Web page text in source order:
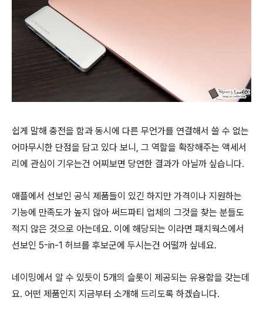
쉽게 말해 충전을 함과 동시에 다른 무언가를 연결해서 쓸 수 없는
어마무시한 단점을 담고 있다 보니, 그 역할을 확장해주는 액세서
리에 관심이 기우는건 어찌보면 당연한 결과가 아닐까 싶습니다.
애플에서 선보인 공식 제품들이 있긴 하지만 가격이나 지원하는
기능에 만족도가 높지 않아 써드파티 업체의 그것을 찾는 분들도
적지 않은 것으로 아는데요. 이에 해당되는 이라면 패치웍스에서
선보인 5-in-1 허브를 후보군에 두시는건 어떨까 싶네요.
네이밍에서 알 수 있듯이 5개의 슬롯이 제공되는 유용함을 갖는데
요. 어떤 제품인지 지금부터 소개해 드리도록 하겠습니다.